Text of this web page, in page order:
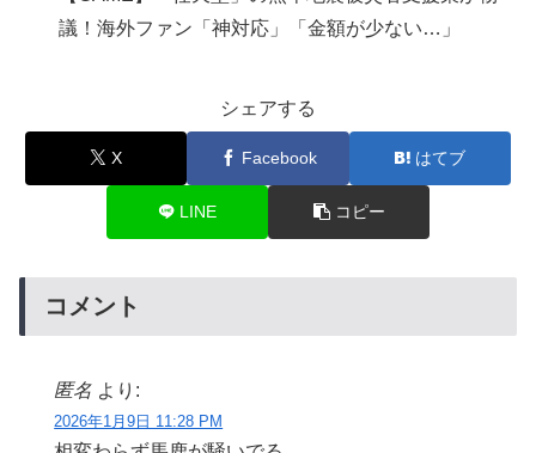
議！海外ファン「神対応」「金額が少ない…」
シェアする
X Facebook はてブ
LINE コピー
コメント
匿名 より:
2026年1月9日 11:28 PM